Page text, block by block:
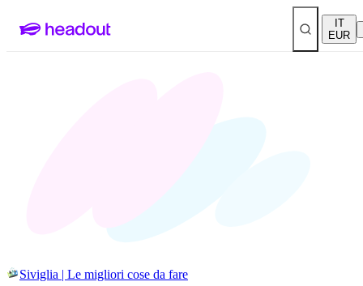
IT
EUR
Siviglia | Le migliori cose da fare